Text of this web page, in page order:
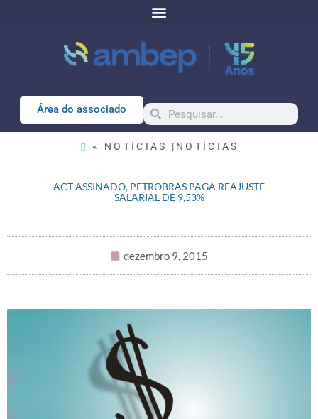
Área do associado
« NOTÍCIAS | NOTÍCIAS
ACT ASSINADO, PETROBRAS PAGA REAJUSTE
SALARIAL DE 9,53%
dezembro 9, 2015